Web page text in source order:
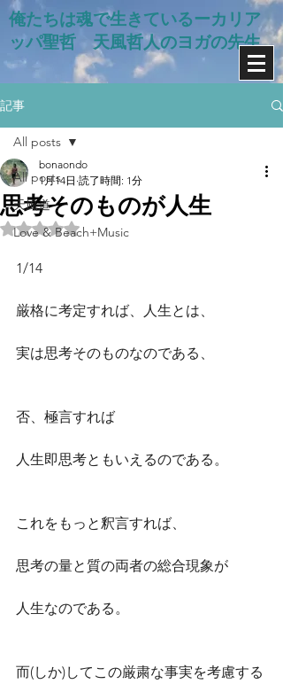
俺たちは魂で生きているー​カリア
ッパ聖哲 天風哲人のヨガの先生
記事
All posts
天風道
Love & Beach+Music
All posts
思考そのものが人生
bonaondo
1月14日 読了時間: 1分
5つ星のうちNaNと評価されています。
1/14
厳格に考定すれば、人生とは、
実は思考そのものなのである、
否、極言すれば
人生即思考ともいえるのである。
これをもっと釈言すれば、
思考の量と質の両者の総合現象が
人生なのである。
而(しか)してこの厳粛な事実を考慮する